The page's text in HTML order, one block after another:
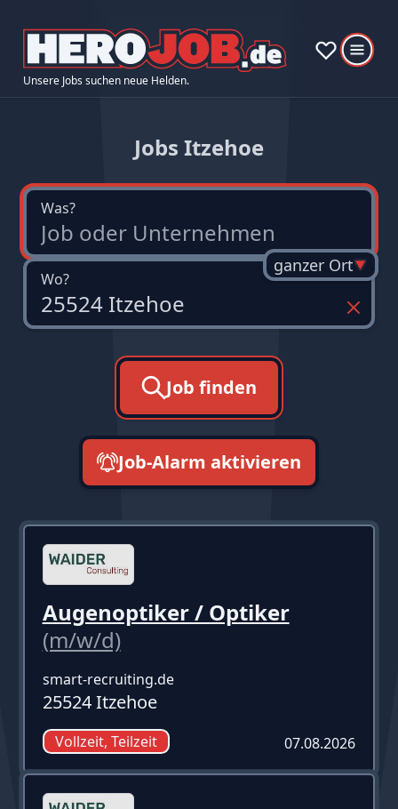
Unsere Jobs suchen neue Helden.
Jobs Itzehoe
Was?
Wo?
ganzer Ort
Job finden
Job-Alarm aktivieren
Augenoptiker / Optiker
(m/w/d)
smart-recruiting.de
25524 Itzehoe
Vollzeit, Teilzeit 07.08.2026